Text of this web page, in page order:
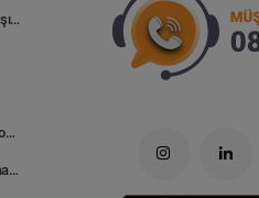
Gazbeton, Tuğla ve Bims Karşılaştırması: Hangisi Daha Avantajlı?
Maden Ocaklarında Operasyonel Verimlilik Nasıl Arttırılır?
Müteahhitler İçin Toptan İnşaat Malzemesi Satın Alma Rehberi